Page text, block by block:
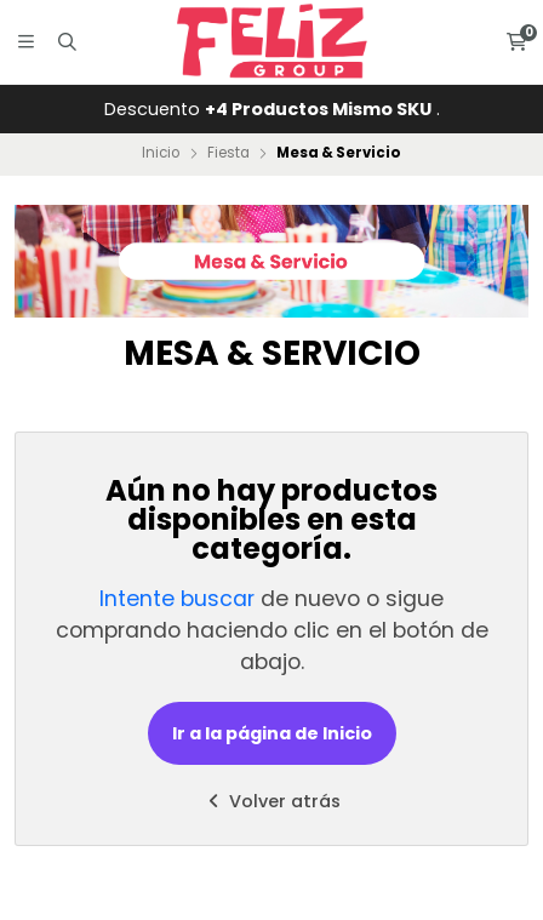
0
Descuento +4 Productos Mismo SKU.
Inicio Fiesta Mesa & Servicio
MESA & SERVICIO
Aún no hay productos
disponibles en esta
categoría.
Intente buscar de nuevo o sigue
comprando haciendo clic en el botón de
abajo.
Ir a la página de Inicio
Volver atrás